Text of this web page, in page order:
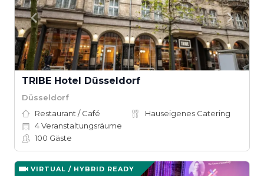
TRIBE Hotel Düsseldorf
Düsseldorf
Restaurant / Café
Hauseigenes Catering
4Veranstaltungsräume
100 Gäste
VIRTUAL / HYBRID READY